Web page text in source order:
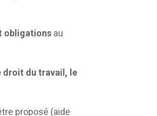
obligations au
droit du travail, le
proposé (aide